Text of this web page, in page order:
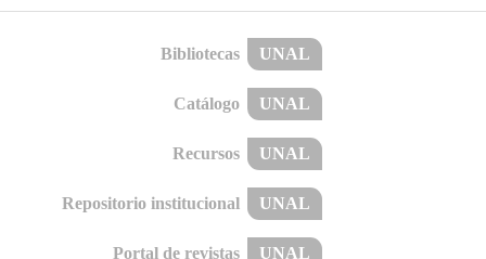
Bibliotecas UNAL
Catálogo UNAL
Recursos UNAL
Repositorio institucional UNAL
Portal de revistas UNAL